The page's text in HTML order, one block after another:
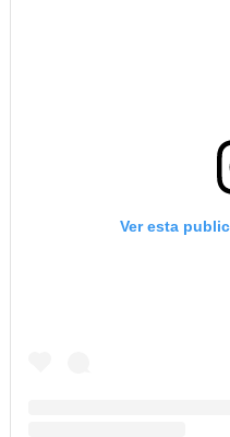
Ver esta